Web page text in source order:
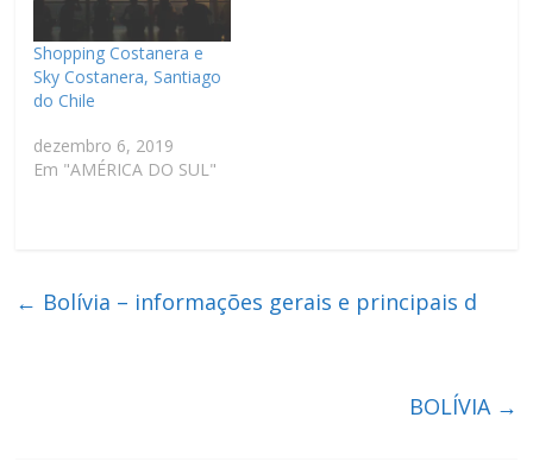
Shopping Costanera e
Sky Costanera, Santiago
do Chile
dezembro 6, 2019
Em "AMÉRICA DO SUL"
← Bolívia – informações gerais e principais d
BOLÍVIA →